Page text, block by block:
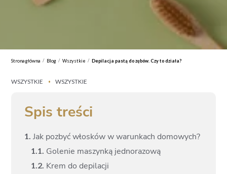
Strona główna / Blog / Wszystkie / Depilacja pastą do zębów. Czy to działa?
WSZYSTKIE • WSZYSTKIE
Spis treści
1. Jak pozbyć włosków w warunkach domowych?
1. 1. Golenie maszynką jednorazową
1. 2. Krem do depilacji